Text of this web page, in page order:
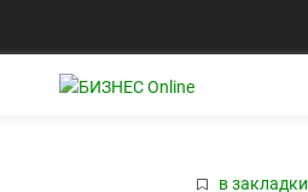
в закладки